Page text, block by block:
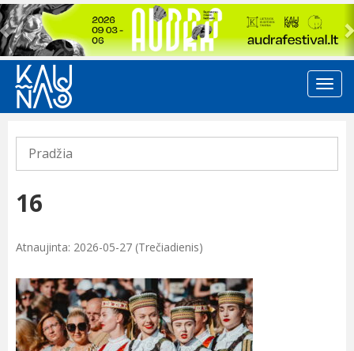
Previous
Pradžia
16
Atnaujinta: 2026-05-27 (Trečiadienis)